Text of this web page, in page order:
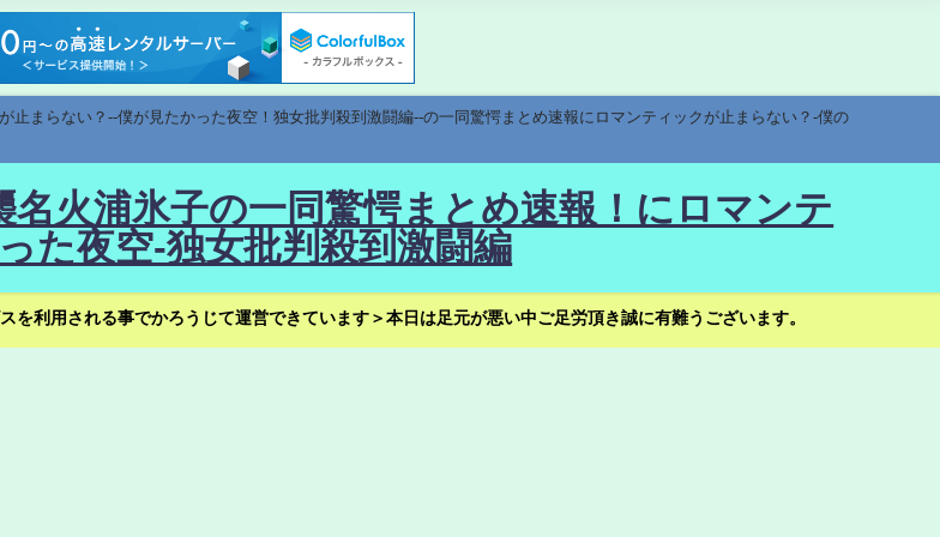
まらない？--僕が見たかった夜空！独女批判殺到激闘編--の一同驚愕まとめ速報にロマンティックが止まらない？-僕の
火浦氷子の一同驚愕まとめ速報！にロマンテ
た夜空-独女批判殺到激闘編
利用される事でかろうじて運営できています＞本日は足元が悪い中ご足労頂き誠に有難うございます。